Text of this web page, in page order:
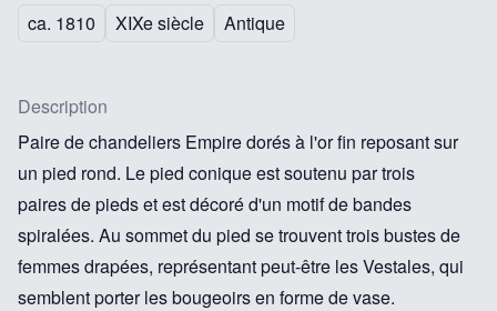
ca. 1810
XIXe siècle Antique
Description
Paire de chandeliers Empire dorés à l'or fin reposant sur
un pied rond. Le pied conique est soutenu par trois
paires de pieds et est décoré d'un motif de bandes
spiralées. Au sommet du pied se trouvent trois bustes de
femmes drapées, représentant peut-être les Vestales, qui
semblent porter les bougeoirs en forme de vase.